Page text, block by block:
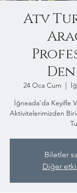
Atv
24 Oca Cum
  |
İğneada'da Keyifle
Aktivitelerimizden
Biletler
Diğer